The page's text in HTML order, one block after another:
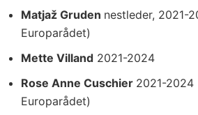
Matjaž Gruden nestleder, 2021-
Europarådet)
Mette Villand 2021-2024
Rose Anne Cuschier 2021-2024
Europarådet)